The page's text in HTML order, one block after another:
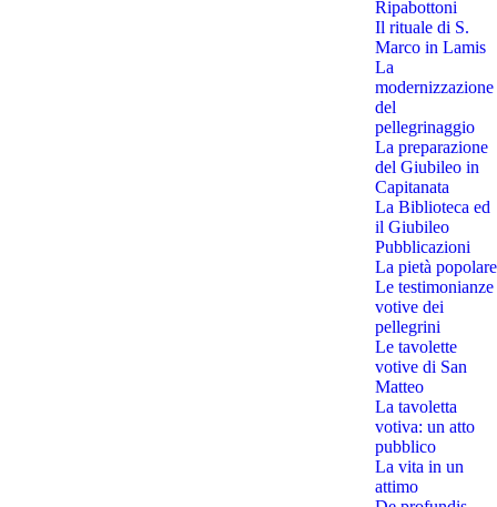
Ripabottoni
Il rituale di S.
Marco in Lamis
La
modernizzazione
del
pellegrinaggio
La preparazione
del Giubileo in
Capitanata
La Biblioteca ed
il Giubileo
Pubblicazioni
La pietà popolare
Le testimonianze
votive dei
pellegrini
Le tavolette
votive di San
Matteo
La tavoletta
votiva: un atto
pubblico
La vita in un
attimo